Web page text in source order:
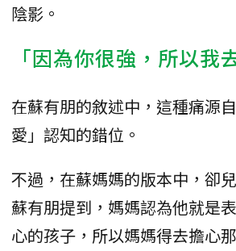
陰影。
「因為你很強，所以我
在蘇有朋的敘述中，這種痛源
愛」認知的錯位。
不過，在蘇媽媽的版本中，卻
蘇有朋提到，媽媽認為他就是
心的孩子，所以媽媽得去擔心